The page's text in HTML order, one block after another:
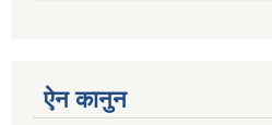
ऐन कानुन